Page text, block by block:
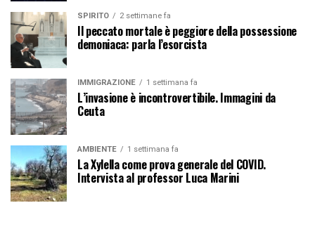
SPIRITO 2 settimane fa
Il peccato mortale è peggiore della possessione
demoniaca: parla l’esorcista
IMMIGRAZIONE 1 settimana fa
L’invasione è incontrovertibile. Immagini da
Ceuta
AMBIENTE 1 settimana fa
La Xylella come prova generale del COVID.
Intervista al professor Luca Marini